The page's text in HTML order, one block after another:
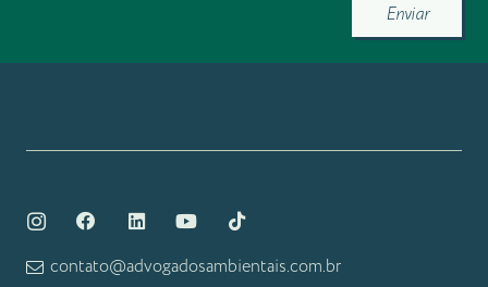
Enviar
contato@advogadosambientais.com.br